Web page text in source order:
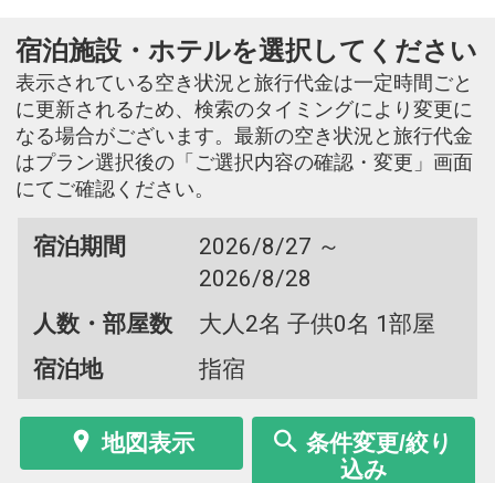
宿泊施設・ホテルを選択してください
表示されている空き状況と旅行代金は一定時間ごと
に更新されるため、検索のタイミングにより変更に
なる場合がございます。最新の空き状況と旅行代金
はプラン選択後の「ご選択内容の確認・変更」画面
にてご確認ください。
宿泊期間
2026/8/27 ～
2026/8/28
人数・部屋数
大人2名 子供0名 1部屋
宿泊地
指宿
地図表示
条件変更/絞り
込み